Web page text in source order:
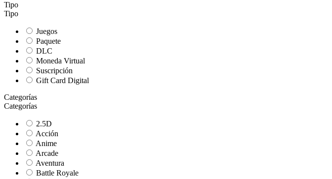
Tipo
Tipo
Juegos
Paquete
DLC
Moneda Virtual
Suscripción
Gift Card Digital
Categorías
Categorías
2.5D
Acción
Anime
Arcade
Aventura
Battle Royale